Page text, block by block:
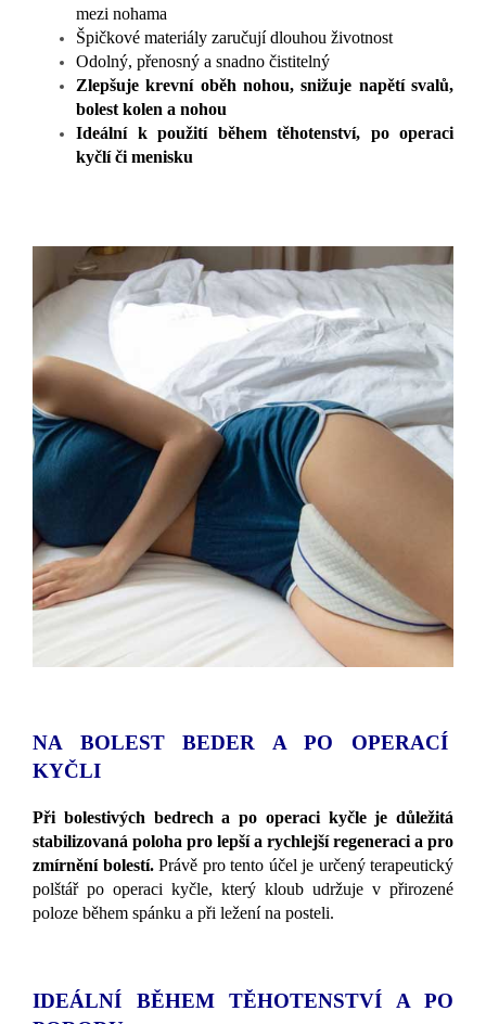
mezi nohama
Špičkové materiály zaručují dlouhou životnost
Odolný, přenosný a snadno čistitelný
Zlepšuje krevní oběh nohou, snižuje napětí svalů,
bolest kolen a nohou
Ideální k použití během těhotenství, po operaci
kyčlí či menisku
NA BOLEST BEDER A PO OPERACÍ
KYČLI
Při bolestivých bedrech a po operaci kyčle je důležitá
stabilizovaná poloha pro lepší a rychlejší regeneraci a pro
zmírnění bolestí.Právě pro tento účel je určený terapeutický
polštář po operaci kyčle, který kloub udržuje v přirozené
poloze během spánku a při ležení na posteli.
IDEÁLNÍ BĚHEM TĚHOTENSTVÍ A PO